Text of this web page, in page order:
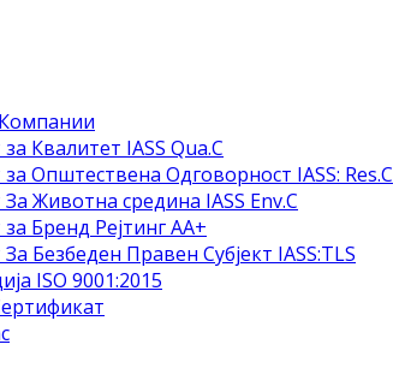
Квалитет IASS Qua.C
Општествена Одговорност IASS: Res.C
Животна средина IASS Env.C
Бренд Рејтинг АА+
Безбеден Правен Субјект IASS:TLS
ISO 9001:2015